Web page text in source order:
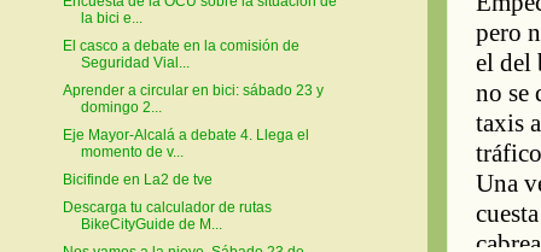
la bici e...
El casco a debate en la comisión de
Seguridad Vial...
Aprender a circular en bici: sábado 23 y
domingo 2...
Eje Mayor-Alcalá a debate 4. Llega el
momento de v...
Bicifinde en La2 de tve
Descarga tu calculador de rutas
BikeCityGuide de M...